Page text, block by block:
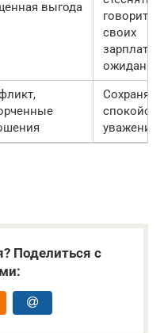
выгода
говорить о
своих
Сохранять
уважение
Поделиться с